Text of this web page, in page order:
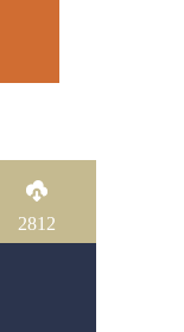
2812